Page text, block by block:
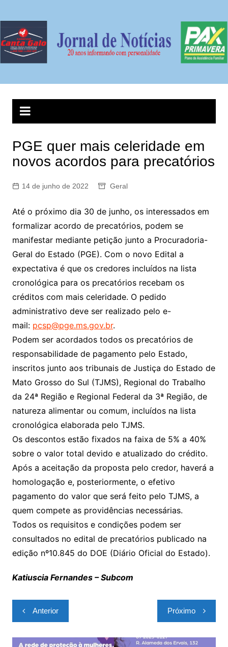
conteúdo
PGE quer mais celeridade em
novos acordos para precatórios
14 de junho de 2022 Geral
Até o próximo dia 30 de junho, os interessados em
formalizar acordo de precatórios, podem se
manifestar mediante petição junto a Procuradoria-
Geral do Estado (PGE). Com o novo Edital a
expectativa é que os credores incluídos na lista
cronológica para os precatórios recebam os
créditos com mais celeridade. O pedido
administrativo deve ser realizado pelo e-
mail: pcsp@pge.ms.gov.br.
Podem ser acordados todos os precatórios de
responsabilidade de pagamento pelo Estado,
inscritos junto aos tribunais de Justiça do Estado de
Mato Grosso do Sul (TJMS), Regional do Trabalho
da 24ª Região e Regional Federal da 3ª Região, de
natureza alimentar ou comum, incluídos na lista
cronológica elaborada pelo TJMS.
Os descontos estão fixados na faixa de 5% a 40%
sobre o valor total devido e atualizado do crédito.
Após a aceitação da proposta pelo credor, haverá a
homologação e, posteriormente, o efetivo
pagamento do valor que será feito pelo TJMS, a
quem compete as providências necessárias.
Todos os requisitos e condições podem ser
consultados no edital de precatórios publicado na
edição nº10.845 do DOE (Diário Oficial do Estado).
Katiuscia Fernandes – Subcom
Navegação
de
Post
Anterior Próximo